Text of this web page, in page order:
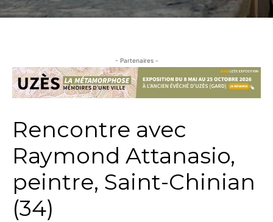
- Partenaires -
Rencontre avec
Raymond Attanasio,
peintre, Saint-Chinian
(34)